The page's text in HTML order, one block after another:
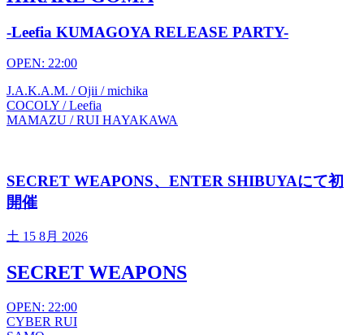
-Leefia KUMAGOYA RELEASE PARTY-
OPEN: 22:00
J.A.K.A.M. / Ojii / michika
COCOLY / Leefia
MAMAZU / RUI HAYAKAWA
SECRET WEAPONS、ENTER SHIBUYAにて初
開催
土 15 8月 2026
SECRET WEAPONS
OPEN: 22:00
CYBER RUI